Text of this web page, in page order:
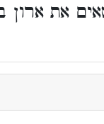
את ארון